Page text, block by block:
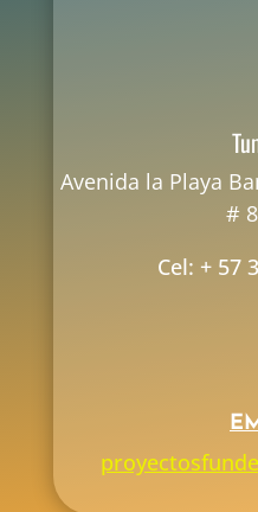
Avenida la Playa
#
Cel: + 57